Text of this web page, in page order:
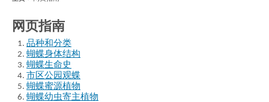
网页指南
品种和分类
蝴蝶身体结构
蝴蝶生命史
市区公园观蝶
蝴蝶蜜源植物
蝴蝶幼虫寄主植物